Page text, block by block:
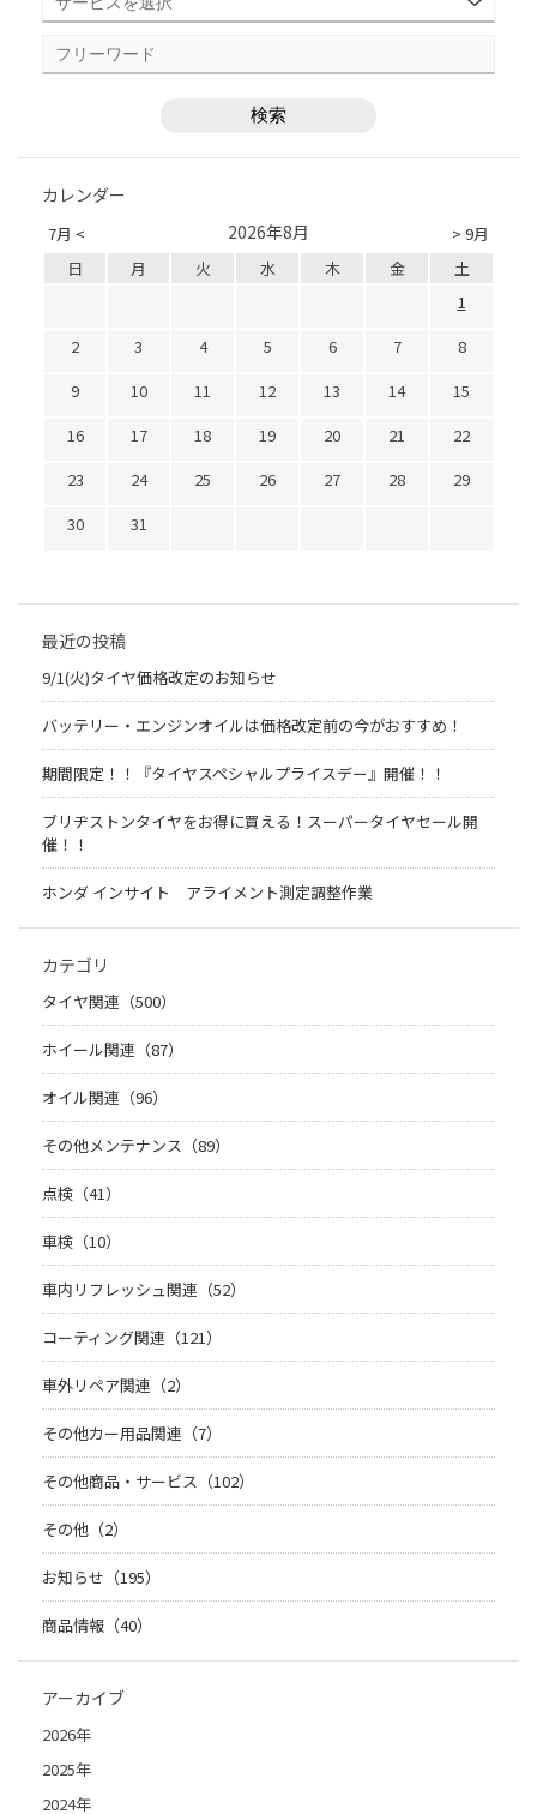
カレンダー
7月 < > 9月
2026年8月
日 月 火 水 木 金
土
1
2
3 4 5 6 7
8
9
10 11 12 13 14
15
16
17 18 19 20 21
22
23
24 25 26 27 28
29
30
31
最近の投稿
9/1(火)タイヤ価格改定のお知らせ
バッテリー・エンジンオイルは価格改定前の今がおすすめ！
期間限定！！『タイヤスペシャルプライスデー』開催！！
ブリヂストンタイヤをお得に買える！スーパータイヤセール開
催！！
ホンダ インサイト アライメント測定調整作業
カテゴリ
タイヤ関連（500）
ホイール関連（87）
オイル関連（96）
その他メンテナンス（89）
点検（41）
車検（10）
車内リフレッシュ関連（52）
コーティング関連（121）
車外リペア関連（2）
その他カー用品関連（7）
その他商品・サービス（102）
その他（2）
お知らせ（195）
商品情報（40）
アーカイブ
2026年
2025年
2024年